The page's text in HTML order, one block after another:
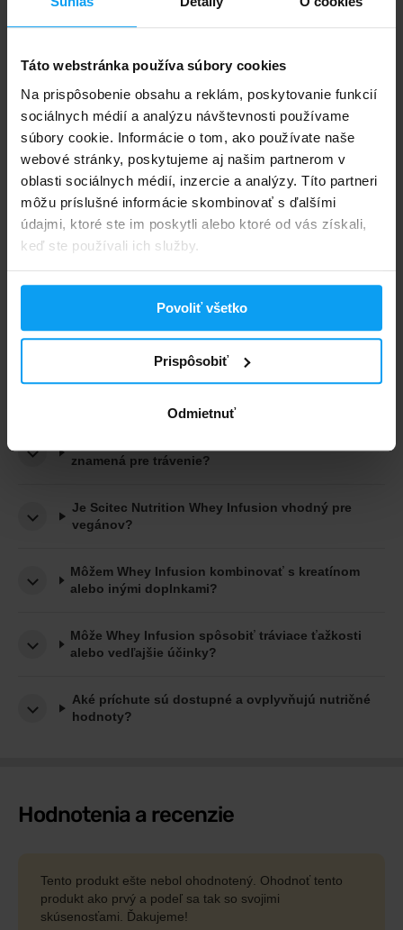
Táto webstránka používa súbory cookies
Na prispôsobenie obsahu a reklám, poskytovanie funkcií
sociálnych médií a analýzu návštevnosti používame
súbory cookie. Informácie o tom, ako používate naše
webové stránky, poskytujeme aj našim partnerom v
oblasti sociálnych médií, inzercie a analýzy. Títo partneri
môžu príslušné informácie skombinovať s ďalšími
údajmi, ktoré ste im poskytli alebo ktoré od vás získali,
keď ste používali ich služby.
Povoliť všetko
Prispôsobiť
Odmietnuť
Je Scitec Nutrition Whey Infusion bez lepku?
Je Whey Infusion vhodný pre ľudí s intoleranciou
laktózy?
Je Scitec Nutrition Whey Infusion vhodný pri
redukcii?
Aký je rozdiel medzi Whey Infusion a čistým whey
proteín izolátom (WPI)?
Aký je rozdiel medzi Scitec Whey Infusion a Scitec
100% Whey Protein?
Na čo slúži L-glutamín a L-arginín v zložení Whey
znamená pre trávenie?
Je Scitec Nutrition Whey Infusion vhodný pre
vegánov?
Môžem Whey Infusion kombinovať s kreatínom
alebo inými doplnkami?
Môže Whey Infusion spôsobiť tráviace ťažkosti
alebo vedľajšie účinky?
Aké príchute sú dostupné a ovplyvňujú nutričné
hodnoty?
Hodnotenia a recenzie
Tento produkt ešte nebol ohodnotený. Ohodnoť tento
produkt ako prvý a podeľ sa tak so svojimi
skúsenosťami. Ďakujeme!